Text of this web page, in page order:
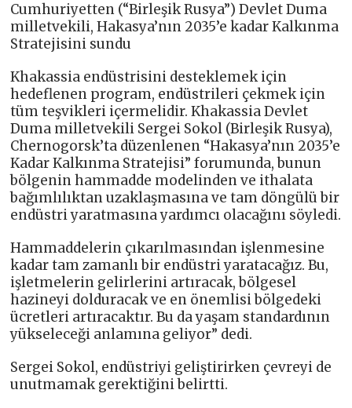
Cumhuriyetten (“Birleşik Rusya”) Devlet Duma
milletvekili, Hakasya’nın 2035’e kadar Kalkınma
Stratejisini sundu
Khakassia endüstrisini desteklemek için
hedeflenen program, endüstrileri çekmek için
tüm teşvikleri içermelidir. Khakassia Devlet
Duma milletvekili Sergei Sokol (Birleşik Rusya),
Chernogorsk’ta düzenlenen “Hakasya’nın 2035’e
Kadar Kalkınma Stratejisi” forumunda, bunun
bölgenin hammadde modelinden ve ithalata
bağımlılıktan uzaklaşmasına ve tam döngülü bir
endüstri yaratmasına yardımcı olacağını söyledi.
Hammaddelerin çıkarılmasından işlenmesine
kadar tam zamanlı bir endüstri yaratacağız. Bu,
işletmelerin gelirlerini artıracak, bölgesel
hazineyi dolduracak ve en önemlisi bölgedeki
ücretleri artıracaktır. Bu da yaşam standardının
yükseleceği anlamına geliyor” dedi.
Sergei Sokol, endüstriyi geliştirirken çevreyi de
unutmamak gerektiğini belirtti.